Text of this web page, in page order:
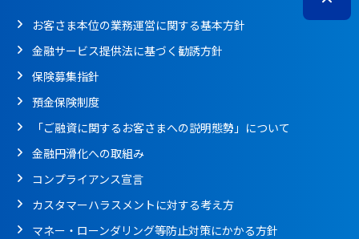
お客さま本位の業務運営に関する基本方針
金融サービス提供法に基づく勧誘方針
保険募集指針
預金保険制度
「ご融資に関するお客さまへの説明態勢」について
金融円滑化への取組み
コンプライアンス宣言
カスタマーハラスメントに対する考え方
マネー・ローンダリング等防止対策にかかる方針